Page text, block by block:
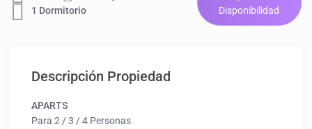
1 Dormitorio
Disponibilidad
Descripción Propiedad
APARTS
Para 2 / 3 / 4 Personas